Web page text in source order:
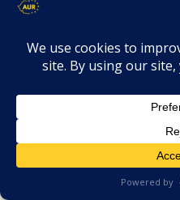
Florin-Cornel